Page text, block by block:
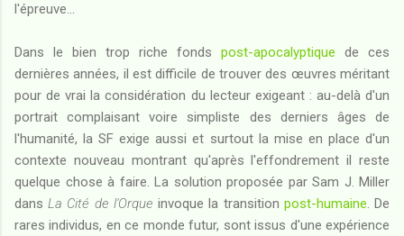
l'épreuve...
Dans le bien trop riche fonds post-apocalyptique de ces
dernières années, il est difficile de trouver des œuvres méritant
pour de vrai la considération du lecteur exigeant : au-delà d'un
portrait complaisant voire simpliste des derniers âges de
l'humanité, la SF exige aussi et surtout la mise en place d'un
contexte nouveau montrant qu'après l'effondrement il reste
quelque chose à faire. La solution proposée par Sam J. Miller
dansLa Cité de l'Orque invoque la transition post-humaine. De
rares individus, en ce monde futur, sont issus d'une expérience